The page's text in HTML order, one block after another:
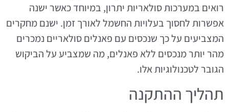
רואים במערכות סולאריות יתרון, במיוחד כאשר ישנה
אפשרות לחסוך בעלויות החשמל לאורך זמן. ישנם מחקרים
המצביעים על כך שנכסים עם פאנלים סולאריים נמכרים
מהר יותר מנכסים ללא פאנלים, מה שמצביע על הביקוש
הגובר לטכנולוגיות אלו.
תהליך ההתקנה